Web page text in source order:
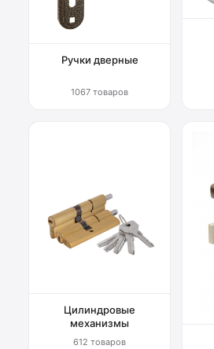
Ручки дверные
1067 товаров
Цилиндровые
механизмы
612 товаров